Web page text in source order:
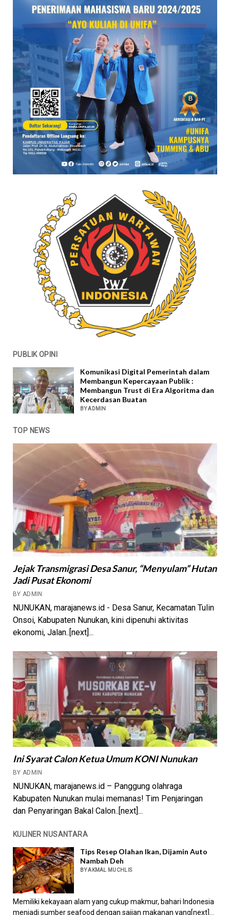
PUBLIK OPINI
Komunikasi Digital Pemerintah dalam
Membangun Kepercayaan Publik :
Membangun Trust di Era Algoritma dan
Kecerdasan Buatan
BY ADMIN
TOP NEWS
Jejak Transmigrasi Desa Sanur, “Menyulam” Hutan
Jadi Pusat Ekonomi
BY ADMIN
NUNUKAN, marajanews.id - Desa Sanur, Kecamatan Tulin
Onsoi, Kabupaten Nunukan, kini dipenuhi aktivitas
ekonomi, Jalan..[next]...
Ini Syarat Calon Ketua Umum KONI Nunukan
BY ADMIN
NUNUKAN, marajanews.id – Panggung olahraga
Kabupaten Nunukan mulai memanas! Tim Penjaringan
dan Penyaringan Bakal Calon..[next]...
KULINER NUSANTARA
Tips Resep Olahan Ikan, Dijamin Auto
Nambah Deh
BY AKMAL MUCHLIS
Memiliki kekayaan alam yang cukup makmur, bahari Indonesia
menjadi sumber seafood dengan sajian makanan yang[next]...